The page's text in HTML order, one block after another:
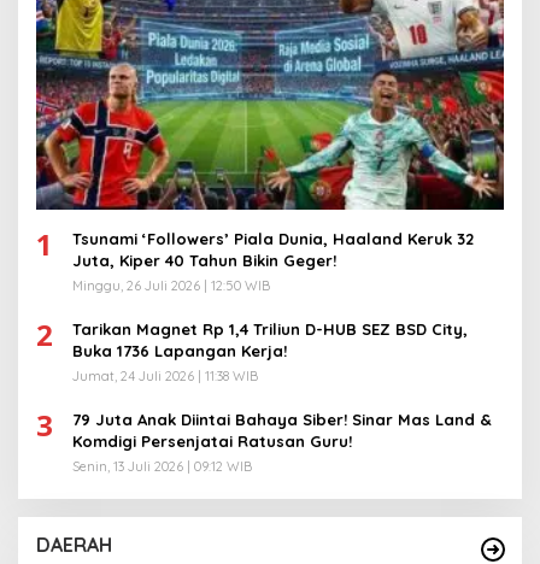
1
Tsunami ‘Followers’ Piala Dunia, Haaland Keruk 32
Juta, Kiper 40 Tahun Bikin Geger!
Minggu, 26 Juli 2026 | 12:50 WIB
2
Tarikan Magnet Rp 1,4 Triliun D-HUB SEZ BSD City,
Buka 1736 Lapangan Kerja!
Jumat, 24 Juli 2026 | 11:38 WIB
3
79 Juta Anak Diintai Bahaya Siber! Sinar Mas Land &
Komdigi Persenjatai Ratusan Guru!
Senin, 13 Juli 2026 | 09:12 WIB
DAERAH